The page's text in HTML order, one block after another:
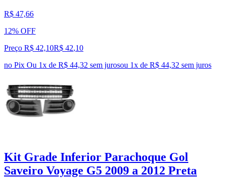
R$ 47,66
12% OFF
Preço R$ 42,10R$ 42,10
no Pix Ou 1x de R$ 44,32 sem jurosou 1x de R$ 44,32 sem juros
Kit Grade Inferior Parachoque Gol
Saveiro Voyage G5 2009 a 2012 Preta